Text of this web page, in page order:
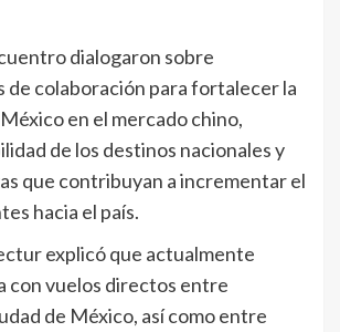
dialogaron sobre
de colaboración para fortalecer la
en el mercado chino,
de los destinos nacionales y
que contribuyan a incrementar el
hacia el país.
explicó que actualmente
con vuelos directos entre
de México, así como entre